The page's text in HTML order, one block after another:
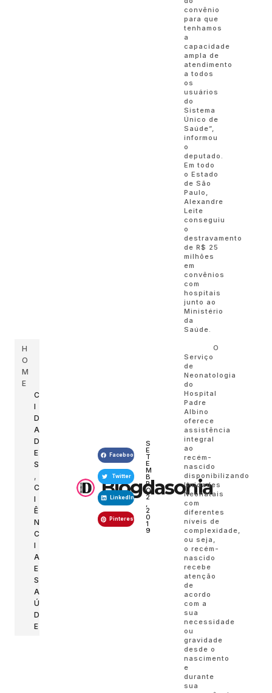
H
O
M
E
C
I
D
A
D
E
S
C
I
Ê
N
C
I
A
E
S
A
Ú
D
E
Blogdasonia
Facebook
Twitter
LinkedIn
Pinterest
S
E
T
E
M
B
R
O
2
,
2
0
1
9
convênio
para que
tenhamos
a
capacidade
ampla de
atendimento
a todos
os
usuários
do
Sistema
Único de
Saúde”,
informou
o
deputado.
Em todo
o Estado
de São
Paulo,
Alexandre
Leite
conseguiu
o
destravamento
de R$ 25
milhões
em
convênios
com
hospitais
junto ao
Ministério
da
Saúde.
O
Serviço
de
Neonatologia
do
Hospital
Padre
Albino
oferece
assistência
integral
ao
recém-
nascido
disponibilizando
Unidades
Neonatais
com
diferentes
níveis de
complexidade,
ou seja,
o recém-
nascido
recebe
atenção
de
acordo
com a
sua
necessidade
ou
gravidade
desde o
nascimento
e
durante
sua